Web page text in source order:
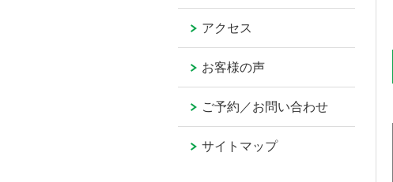
アクセス
お客様の声
ご予約／お問い合わせ
サイトマップ